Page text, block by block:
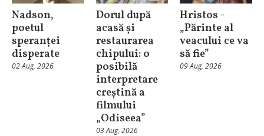
Nadson,
poetul
speranței
disperate
02 Aug, 2026
Dorul după
acasă și
restaurarea
chipului: o
posibilă
interpretare
creștină a
filmului
„Odiseea”
03 Aug, 2026
Hristos -
„Părinte al
veacului ce va
să fie”
09 Aug, 2026